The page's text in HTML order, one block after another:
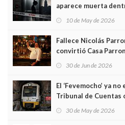
aparece muerta
edificio y las
10 de May de 2026
Fallece Nicolás
convirtió Casa
Asturias en Madrid
30 de Jun de 2026
El ‘Fevemocho’ ya
Tribunal de Cuentas
sobrecoste de los
30 de May de 2026